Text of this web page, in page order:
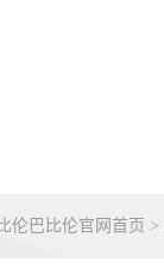
伦巴比伦官网首页 >